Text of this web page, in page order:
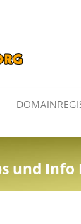
und Info